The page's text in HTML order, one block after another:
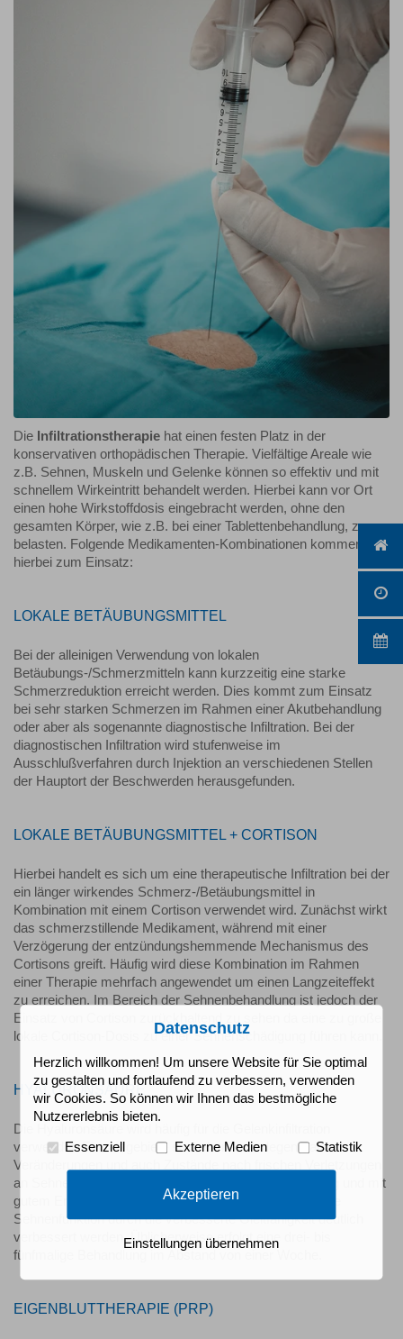
Die Infiltrationstherapie hat einen festen Platz in der
konservativen orthopädischen Therapie. Vielfältige Areale wie
z.B. Sehnen, Muskeln und Gelenke können so effektiv und mit
schnellem Wirkeintritt behandelt werden. Hierbei kann vor Ort
einen hohe Wirkstoffdosis eingebracht werden, ohne den
gesamten Körper, wie z.B. bei einer Tablettenbehandlung, zu
belasten. Folgende Medikamenten-Kombinationen kommen
hierbei zum Einsatz:
LOKALE BETÄUBUNGSMITTEL
Bei der alleinigen Verwendung von lokalen
Betäubungs-/Schmerzmitteln kann kurzzeitig eine starke
Schmerzreduktion erreicht werden. Dies kommt zum Einsatz
bei sehr starken Schmerzen im Rahmen einer Akutbehandlung
oder aber als sogenannte diagnostische Infiltration. Bei der
diagnostischen Infiltration wird stufenweise im
Ausschlußverfahren durch Injektion an verschiedenen Stellen
der Hauptort der Beschwerden herausgefunden.
LOKALE BETÄUBUNGSMITTEL + CORTISON
Hierbei handelt es sich um eine therapeutische Infiltration bei der
ein länger wirkendes Schmerz-/Betäubungsmittel in
Kombination mit einem Cortison verwendet wird. Zunächst wirkt
das schmerzstillende Medikament, während mit einer
Verzögerung der entzündungshemmende Mechanismus des
Cortisons greift. Häufig wird diese Kombination im Rahmen
einer Therapie mehrfach angewendet um einen Langzeiteffekt
zu erreichen. Im Bereich der Sehnenbehandlung ist jedoch der
Einsatz von Cortison zurückhaltend zu sehen da eine zu große
lokale Cortison-Dosis zu einer Sehnenschädigung führen kann.
HYALURONSÄURE
Die Hyaluronsäure wird häufig für die Gelenkinfiltration
verwendet. Einsatzgebiete sind aber auch degenerative
Veränderungen und auch Zustände nach frischen Verletzungen
an Sehnen. Im Gelenkinstitut wird diese Methode häufig und mit
gutem Erfolg angewendet. Durch das Hyaluron kann die
Sehnenfunktion durch die verbesserte Gleitfähigkeit deutlich
verbessert werden. Üblicherweise erfolgt eine drei- bis
fünfmalige Behandlung im Abstand von einer Woche.
EIGENBLUTTHERAPIE (PRP)
Datenschutz
Herzlich willkommen! Um unsere Website für Sie optimal
zu gestalten und fortlaufend zu verbessern, verwenden
wir Cookies. So können wir Ihnen das bestmögliche
Nutzererlebnis bieten.
Essenziell Externe Medien Statistik
Akzeptieren
Einstellungen übernehmen